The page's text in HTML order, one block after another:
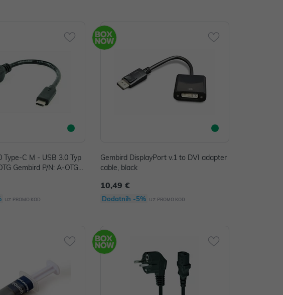
Type-C M - USB 3.0 Typ
Gembird P/N: A-OTG-
uz PROMO KOD
Gembird DisplayPort v.1 to DVI adapter
cable, black
10,49 €
Dodatnih -5% uz PROMO KOD